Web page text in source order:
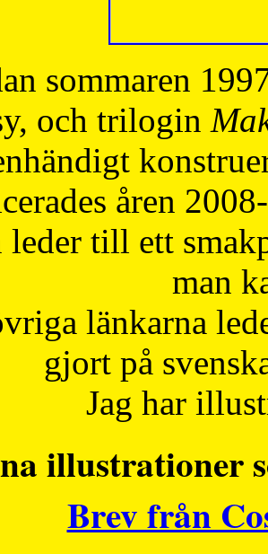
sommaren
och trilogin
åren
leder till ett
man
länkarna
gjort på
Jag har
illustrationer
Brev från